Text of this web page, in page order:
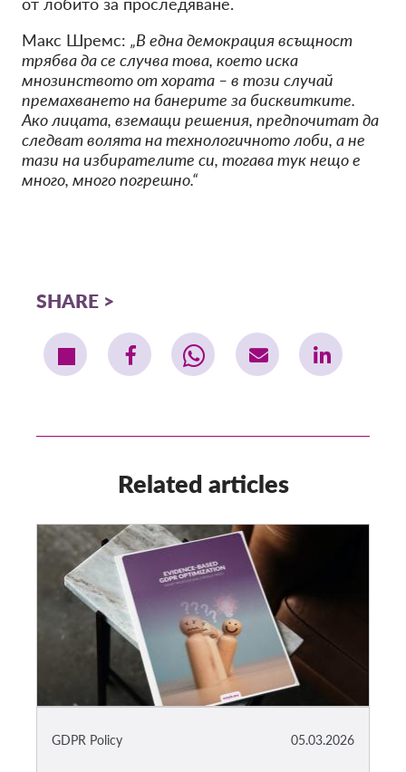
Макс Шремс: „В една демокрация всъщност
трябва да се случва това, което иска
мнозинството от хората – в този случай
премахването на банерите за бисквитките.
Ако лицата, вземащи решения, предпочитат да
следват волята на технологичното лоби, а не
тази на избирателите си, тогава тук нещо е
много, много погрешно.“
SHARE
Related articles
05.03.2026
GDPR Policy